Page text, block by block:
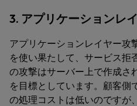
3. アプリケーションレ
アプリケーションレイヤー攻
を使い果たして、サービス拒
の攻撃はサーバー上で作成さ
を目標としています。顧客側
の処理コストは低いのですが